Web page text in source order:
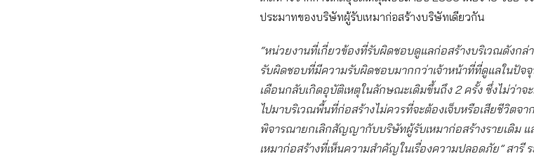
ประมาทของบริษัทผู้รับเหมาก่อสร้างบริษัทเดียวกัน
“หน่วยงานที่เกี่ยวข้องที่รับผิดชอบดูแลก่อสร้างบริเวณดังกล่
รับผิดชอบที่มีความรับผิดชอบมากกว่าเจ้าหน้าที่ที่ดูแลในปัจจุ
เดือนกลับเกิดอุบัติเหตุในลักษณะเดิมขึ้นถึง 2 ครั้ง ซึ่งไม่ว่า
ไปมาบริเวณพื้นที่ก่อสร้างไม่ควรที่จะต้องเจ็บหรือเสียชีวิตจ
พิจารณายกเลิกสัญญากับบริษัทผู้รับเหมาก่อสร้างรายเดิม
เหมาก่อสร้างที่เห็นความสำคัญในเรื่องความปลอดภัย” สารี